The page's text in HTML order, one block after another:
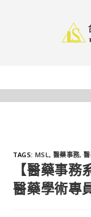
TAGS: MSL, 醫藥事務,
【醫藥事務
醫藥學術專